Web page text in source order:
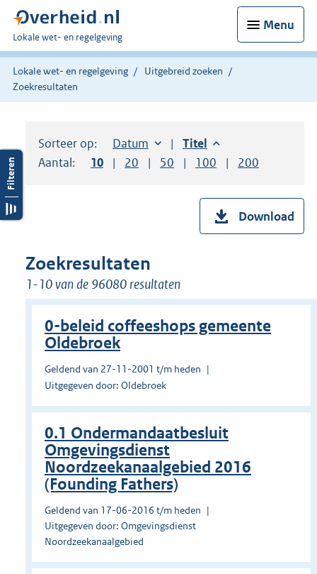
Menu
U
bent
hier:
Lokale wet- en regelgeving
Lokale wet- en regelgeving
Uitgebreid zoeken
Zoekresultaten
Sorteer op: Sorteer op:
Datum aflopendSorteer op:
Titel aflopend
Aantal:
Toon
10 resultaten per pagina
Toon
20 resultaten per pagina
Toon
50 resultaten per pagina
Toon
100 resultaten per
Toon
200
Download
Zoekresultaten
1-10 van de 96080 resultaten
0-beleid coffeeshops gemeente
Oldebroek
Geldend van 27-11-2001 t/m heden
Uitgegeven door: Oldebroek
0.1 Ondermandaatbesluit
Omgevingsdienst
Noordzeekanaalgebied 2016
(Founding Fathers)
Geldend van 17-06-2016 t/m heden
Uitgegeven door: Omgevingsdienst
Noordzeekanaalgebied